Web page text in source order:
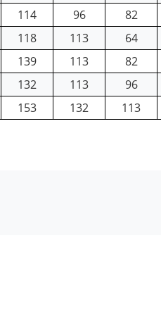
114 96 82
118 113 64
139 113 82
132 113 96
153 132 113